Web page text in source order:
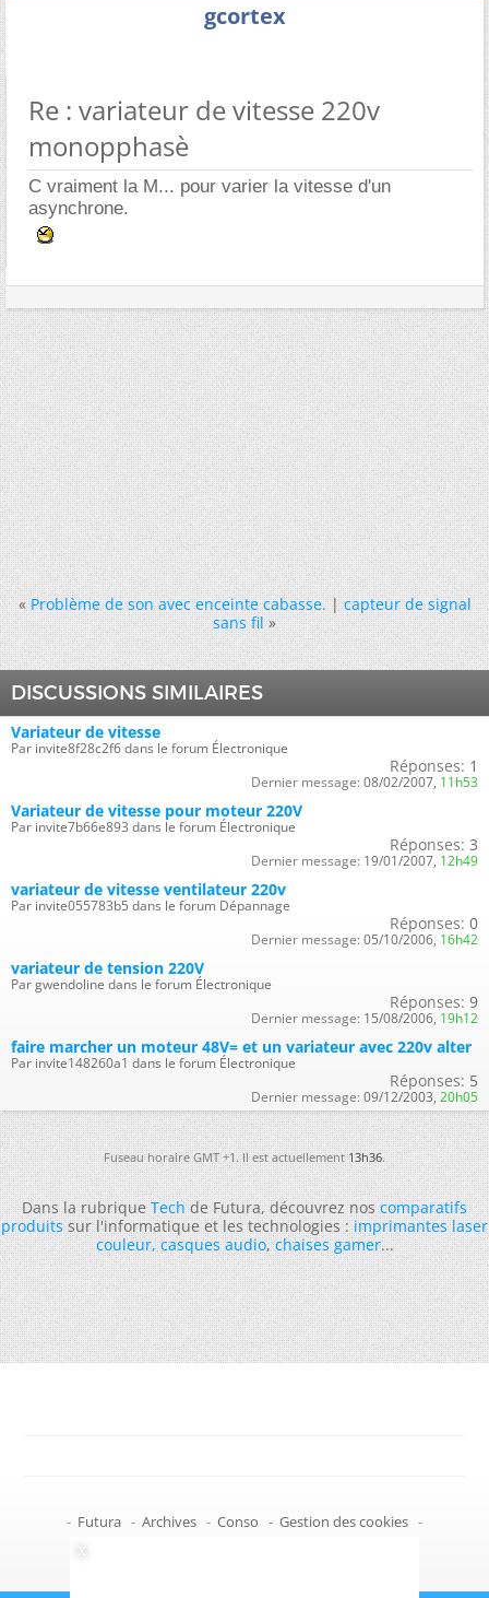
gcortex
Re : variateur de vitesse 220v
monopphasè
C vraiment la M... pour varier la vitesse d'un
asynchrone.
« Problème de son avec enceinte cabasse.|capteur de signal
sans fil »
DISCUSSIONS SIMILAIRES
Variateur de vitesse
Par invite8f28c2f6 dans le forum Électronique
Réponses: 1
Dernier message: 08/02/2007, 11h53
Variateur de vitesse pour moteur 220V
Par invite7b66e893 dans le forum Électronique
Réponses: 3
Dernier message: 19/01/2007, 12h49
variateur de vitesse ventilateur 220v
Par invite055783b5 dans le forum Dépannage
Réponses: 0
Dernier message: 05/10/2006, 16h42
variateur de tension 220V
Par gwendoline dans le forum Électronique
Réponses: 9
Dernier message: 15/08/2006, 19h12
faire marcher un moteur 48V= et un variateur avec 220v alter
Par invite148260a1 dans le forum Électronique
Réponses: 5
Dernier message: 09/12/2003, 20h05
Fuseau horaire GMT +1. Il est actuellement13h36.
Dans la rubriqueTechde Futura, découvrez noscomparatifs
produitssur l'informatique et les technologies :imprimantes laser
couleur,casques audio,chaises gamer...
- Futura - Archives - Conso - Gestion des cookies -